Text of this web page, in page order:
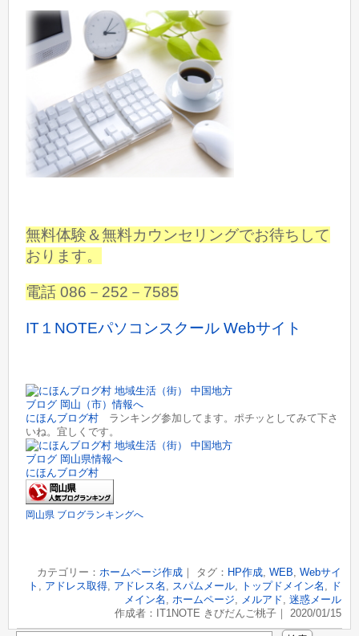
無料体験＆無料カウンセリングでお待ちして
おります。
電話 086－252－7585
IT１NOTEパソコンスクール Webサイト
にほんブログ村 ランキング参加してます。ポチッとしてみて下さ
いね。宜しくです。
にほんブログ村
岡山県 ブログランキングへ
カテゴリー： ホームページ作成｜ タグ： HP作成, WEB, Webサイ
ト , アドレス取得, アドレス名 , スパムメール, トップドメイン名 , ド
メイン名 , ホームページ, メルアド, 迷惑メール
作成者：IT1NOTE きびだんご桃子｜ 2020/01/15